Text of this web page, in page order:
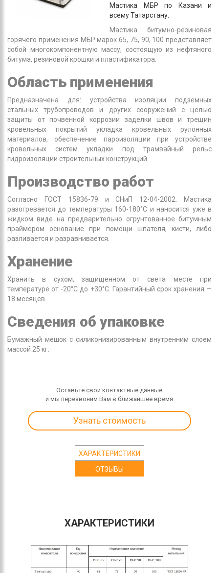
Мастика МБР по Казани и
всему Татарстану.
Мастика битумно-резиновая
горячего применения МБР марок 65, 75, 90, 100 представляет
собой многокомпонентную массу, состоящую из нефтяного
битума, резиновой крошки и пластификатора.
Область применения
Предназначена для: устройства изоляции подземных
стальных трубопроводов и других сооружений с целью
защиты от почвенной коррозии заделки швов и трещин
кровельных покрытий укладка кровельных рулонных
материалов, обеспечение пароизоляции при устройстве
кровельных систем укладки под трамвайный рельс
гидроизоляции строительных конструкций
Производство работ
Согласно ГОСТ 15836-79 и СНиП 12-04-2002. Мастика
разогревается до температуры 160-180°С и наносится уже в
жидком виде на предварительно огрунтованное битумным
праймером основание при помощи шпателя, кисти, либо
разливается и разравнивается.
Хранение
Хранить в сухом, защищенном от света месте при
температуре от -20°С до +30°С. Гарантийный срок хранения —
18 месяцев.
Сведения об упаковке
Бумажный мешок с силиконизированным внутренним слоем
массой 25 кг.
Оставьте свои контактные данные
и мы перезвоним Вам в ближайшее время
Узнать стоимость
ХАРАКТЕРИСТИКИ
ОТЗЫВЫ
ХАРАКТЕРИСТИКИ